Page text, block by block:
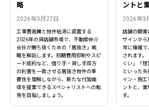
略
2026年3月27日
工事費高騰と物件枯渇に直面する
2026年の貸店舗市場で、不動産仲介
会社が勝ち抜くための「居抜き」戦
略を解説します。初期費用抑制やスピ
ード成約など、借り手・貸し手双方
の利害を一致させる居抜き物件の重
要性を理解しながら、新たな付加価
値を提案できるスペシャリストへの転
換を目指しましょう。
ントと
2026年3
店舗の開業
ザインから
常に複雑で
されます。
くい」「想
といった
イン・施工
ントと、
す。